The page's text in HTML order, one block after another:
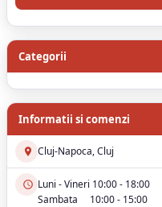
Categorii
Informatii si comenzi
Cluj-Napoca, Cluj
Luni - Vineri 10:00 - 18:00
Sambata 10:00 - 15:00